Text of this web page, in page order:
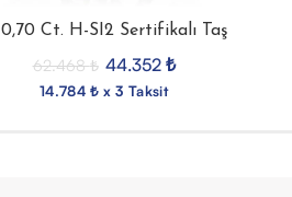
0,70 Ct. H-SI2 Sertifikalı Taş
62.468₺ 44.352 ₺
14.784 ₺ x 3 Taksit